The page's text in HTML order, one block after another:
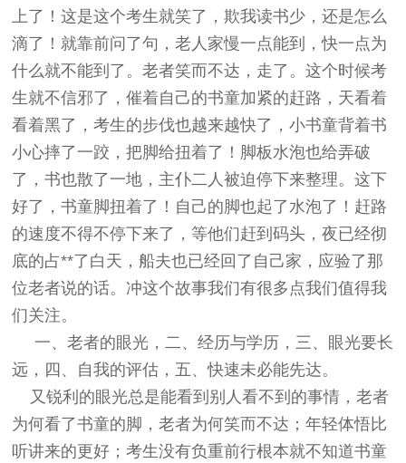
上了！这是这个考生就笑了，欺我读书少，还是怎么
滴了！就靠前问了句，老人家慢一点能到，快一点为
什么就不能到了。老者笑而不达，走了。这个时候考
生就不信邪了，催着自己的书童加紧的赶路，天看着
看着黑了，考生的步伐也越来越快了，小书童背着书
小心摔了一跤，把脚给扭着了！脚板水泡也给弄破
了，书也散了一地，主仆二人被迫停下来整理。这下
好了，书童脚扭着了！自己的脚也起了水泡了！赶路
的速度不得不停下来了，等他们赶到码头，夜已经彻
底的占**了白天，船夫也已经回了自己家，应验了那
位老者说的话。冲这个故事我们有很多点我们值得我
们关注。
一、老者的眼光，二、经历与学历，三、眼光要长
远，四、自我的评估，五、快速未必能先达。
又锐利的眼光总是能看到别人看不到的事情，老者
为何看了书童的脚，老者为何笑而不达；年轻体悟比
听讲来的更好；考生没有负重前行根本就不知道书童